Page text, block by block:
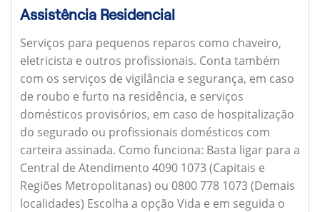
Assistência Residencial
Serviços para pequenos reparos como chaveiro,
eletricista e outros profissionais. Conta também
com os serviços de vigilância e segurança, em caso
de roubo e furto na residência, e serviços
domésticos provisórios, em caso de hospitalização
do segurado ou profissionais domésticos com
carteira assinada. Como funciona: Basta ligar para a
Central de Atendimento 4090 1073 (Capitais e
Regiões Metropolitanas) ou 0800 778 1073 (Demais
localidades) Escolha a opção Vida e em seguida o